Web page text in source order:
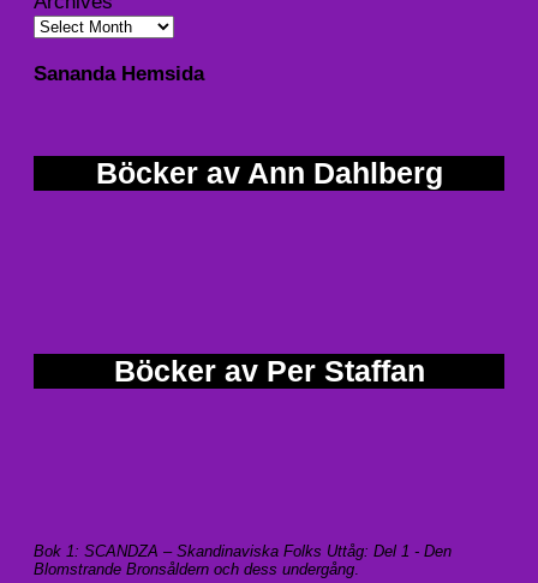
Sananda Hemsida
Böcker av Ann Dahlberg
Böcker av Per Staffan
Bok 1: SCANDZA – Skandinaviska Folks Uttåg: Del 1 - Den
Blomstrande Bronsåldern och dess undergång.